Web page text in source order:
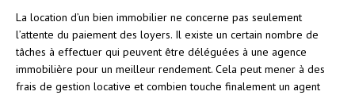
La location d’un bien immobilier ne concerne pas seulement
l’attente du paiement des loyers. Il existe un certain nombre de
tâches à effectuer qui peuvent être déléguées à une agence
immobilière pour un meilleur rendement. Cela peut mener à des
frais de gestion locative et combien touche finalement un agent